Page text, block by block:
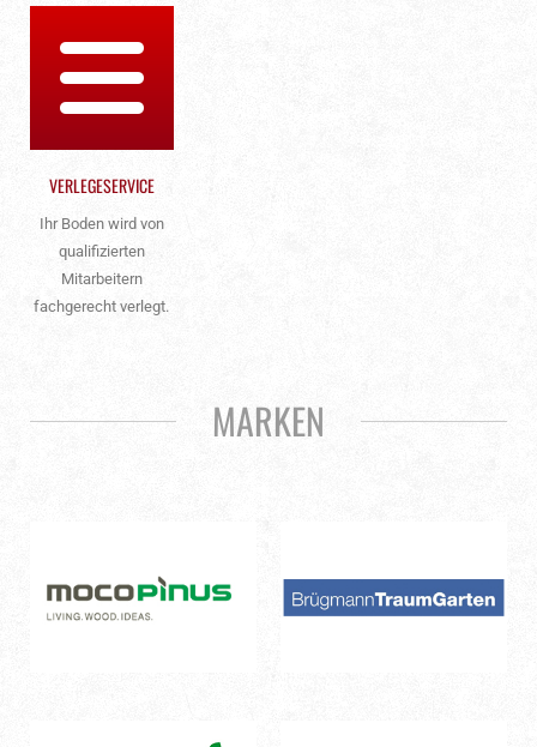
VERLEGESERVICE
Ihr Boden wird von
qualifizierten
Mitarbeitern
fachgerecht verlegt.
MARKEN